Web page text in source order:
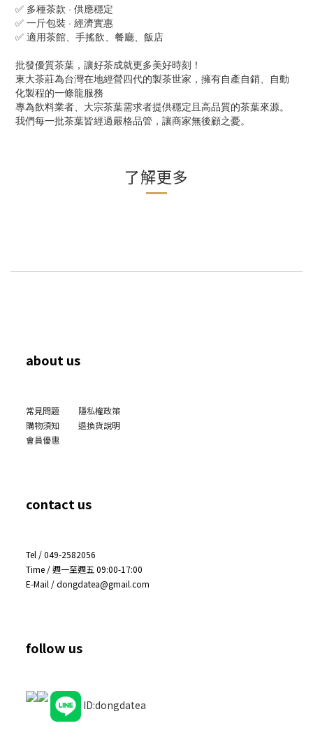
✅ 多種茶款 · 供應穩定
✅ 一斤包裝 · 經濟實惠
✅ 適用茶館、手搖飲、餐廳、飯店
批發優質茶葉，讓好茶成就更多美好時刻！
東大茶莊為台灣在地經營四代的製茶世家，擁有自產自銷、自動
化製程的一條龍服務
專為飲料業者、大宗茶葉需求者提供穩定且高品質的茶葉來源。
我們每一批茶葉皆經過嚴格品管，讓商家無後顧之憂。
了解更多
about us
常見問題
隱私權政策
購物須知
退換貨說明
會員優惠
contact us
Tel / 049-2582056
Time / 週一至週五 09:00-17:00
E-Mail / dongdatea@gmail.com
follow us
ID:dongdatea